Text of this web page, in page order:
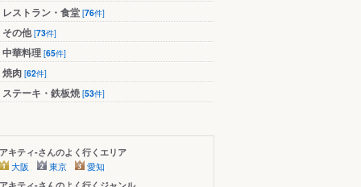
レストラン・食堂 [76件]
その他[73件]
中華料理 [65件]
焼肉 [62件]
ステーキ・鉄板焼[53件]
アキティ-さんのよく行くエリア
大阪 東京 愛知